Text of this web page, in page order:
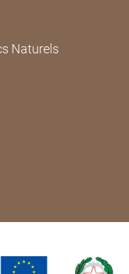
Naturels
Emilia-
Cammini Emilia-
de Cammini Emilia-
de Cammini